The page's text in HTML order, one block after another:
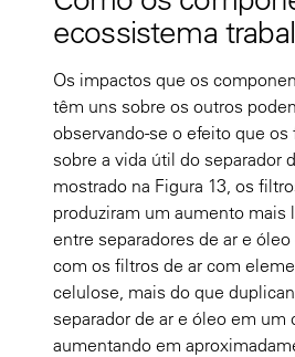
ecossistema
Os impactos que os
têm uns sobre os outros
observando-se o efeito que
sobre a vida útil do separador
mostrado na Figura 13, os
produziram um aumento mais
entre separadores de ar e
com os filtros de ar com
celulose, mais do que
separador de ar e óleo em um
aumentando em